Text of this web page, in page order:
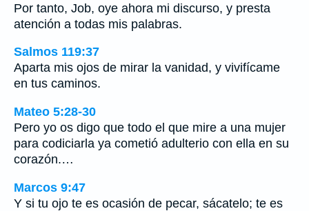
Por tanto, Job, oye ahora mi discurso, y presta
atención a todas mis palabras.
Salmos 119:37
Aparta mis ojos de mirar la vanidad, y vivifícame
en tus caminos.
Mateo 5:28-30
Pero yo os digo que todo el que mire a una mujer
para codiciarla ya cometió adulterio con ella en su
corazón.…
Marcos 9:47
Y si tu ojo te es ocasión de pecar, sácatelo; te es